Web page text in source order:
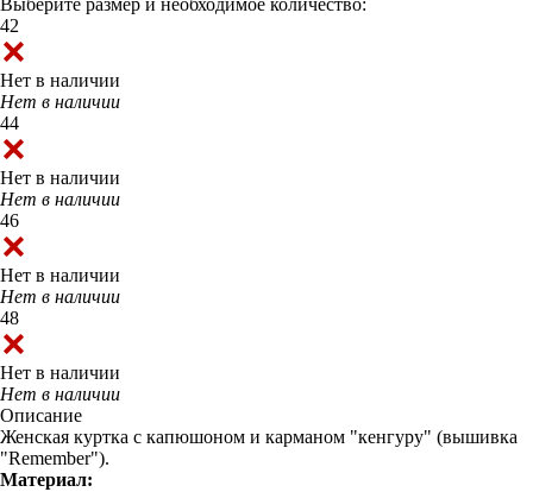
Выберите размер и необходимое количество:
42
Нет в наличии
Нет в наличии
44
Нет в наличии
Нет в наличии
46
Нет в наличии
Нет в наличии
48
Нет в наличии
Нет в наличии
Описание
Женская куртка с капюшоном и карманом "кенгуру" (вышивка
"Remember").
Материал: